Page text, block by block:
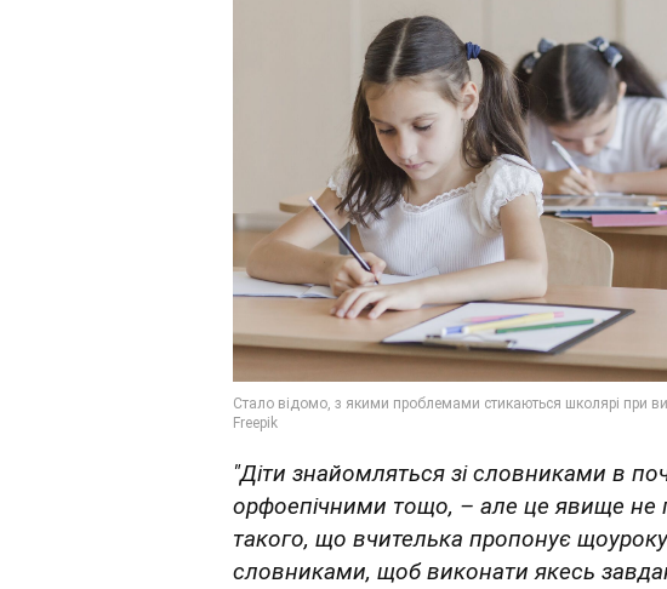
"Діти знайомляться зі словниками в
орфоепічними тощо, – але це явище
такого, що вчителька пропонує
словниками, щоб виконати якесь